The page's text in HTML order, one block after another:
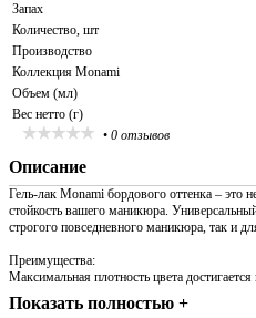
Запах
Количество, шт
Производство
Коллекция Monami
Объем (мл)
Вес нетто (г)
• 0 отзывов
Описание
Гель-лак Monami бордового оттенка – это
стойкость вашего маникюра.
строгого повседневного маникюра, так и
Преимущества:
Максимальная плотность цвета
Показать полностью +